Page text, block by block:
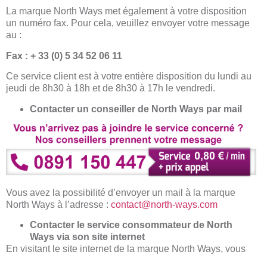
La marque North Ways met également à votre disposition
un numéro fax. Pour cela, veuillez envoyer votre message
au :
Fax : + 33 (0) 5 34 52 06 11
Ce service client est à votre entière disposition du lundi au
jeudi de 8h30 à 18h et de 8h30 à 17h le vendredi.
Contacter un conseiller de North Ways par mail
Vous avez la possibilité d’envoyer un mail à la marque
North Ways à l’adresse : contact@north-ways.com
Contacter le service consommateur de North
Ways via son site internet
En visitant le site internet de la marque North Ways, vous